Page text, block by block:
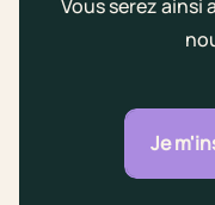
Vous serez ainsi
Je